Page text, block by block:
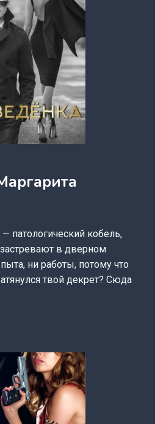
патологический кобель,
в дверном
ни работы, потому что
твой декрет? Сюда